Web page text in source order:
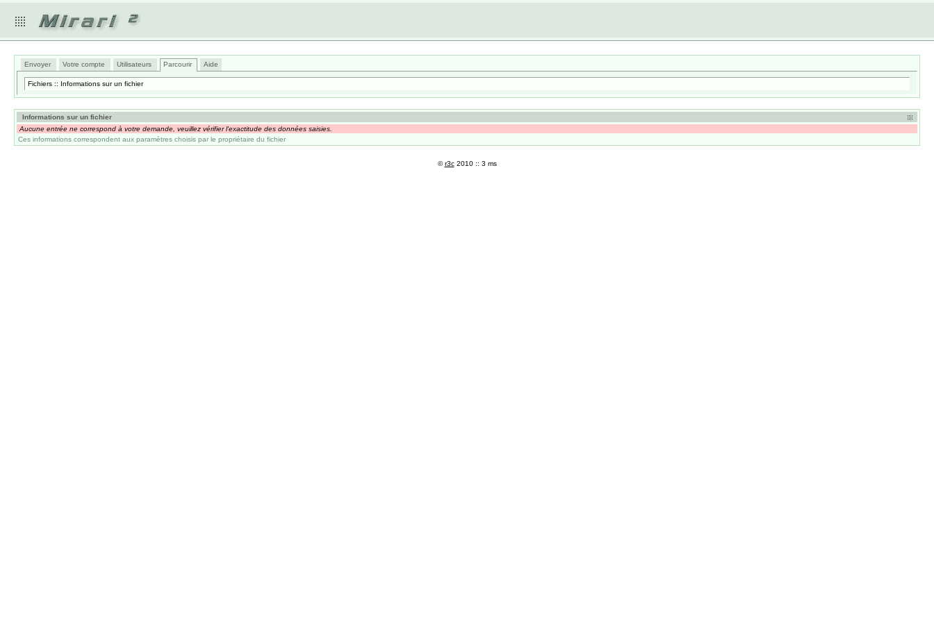
Envoyer Votre compte Utilisateurs Parcourir Aide
Fichiers :: Informations sur un fichier
Informations sur un fichier
Aucune entrée ne correspond à votre demande, veuillez vérifier l'exactitude des données saisies.
Ces informations correspondent aux paramètres choisis par le propriétaire du fichier
©r3c2010 :: 3 ms